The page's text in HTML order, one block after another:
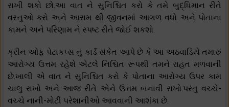
રાખી શકો છો.આ વાત ને સુનિશ્ચિત કરો કે તમે બુદ્ધિમાન રીતે
વસ્તુઓ કરો અને આરામ થી જીવનમાં આગળ વધો અને પોતાના
કામને અને પરિણામ ને સ્પષ્ટ રીતે જોઈ શકશો.
ક્રીન ઓફ પેટાકપ્સ નું કાર્ડ સંકેત આપે છે કે આ અઠવાડિયે તમારું
આરોગ્ય ઉત્તમ રહેશે એટલે નિશ્ચિત રૂપથી તમને રાહત મળવાની
છે.ખાલી એ વાત ને સુનિશ્ચિત કરો કે પોતાના આરોગ્ય ઉપર કામ
ચાલુ રાખો અને આજ રીતે એને ઉત્તમ બનાવી રાખો.પરંતુ વચ્ચે-
વચ્ચે નાની-મોટી પરેશાનીઓ આવવાની આશંકા છે.